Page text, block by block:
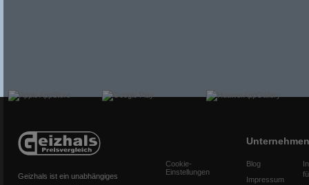
Geizhals ist ein unabhängiges
Cookie-
Einstellungen
Unternehmen
Blog
Impressum